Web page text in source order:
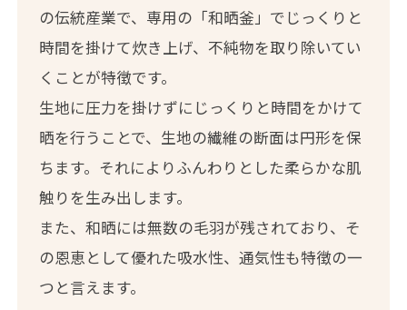
の伝統産業で、専用の「和晒釜」でじっくりと
時間を掛けて炊き上げ、不純物を取り除いてい
くことが特徴です。
生地に圧力を掛けずにじっくりと時間をかけて
晒を行うことで、生地の繊維の断面は円形を保
ちます。それによりふんわりとした柔らかな肌
触りを生み出します。
また、和晒には無数の毛羽が残されており、そ
の恩恵として優れた吸水性、通気性も特徴の一
つと言えます。